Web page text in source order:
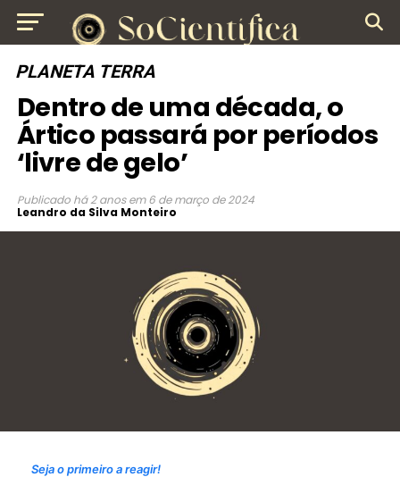
PLANETA TERRA
Dentro de uma década, o
Ártico passará por períodos
‘livre de gelo’
Publicado há 2 anos em 6 de março de 2024
Leandro da Silva Monteiro
Seja o primeiro a reagir!